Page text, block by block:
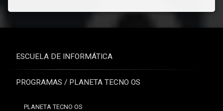
ESCUELA DE INFORMÁTICA
PROGRAMAS / PLANETA TECNO OS
PLANETA TECNO OS